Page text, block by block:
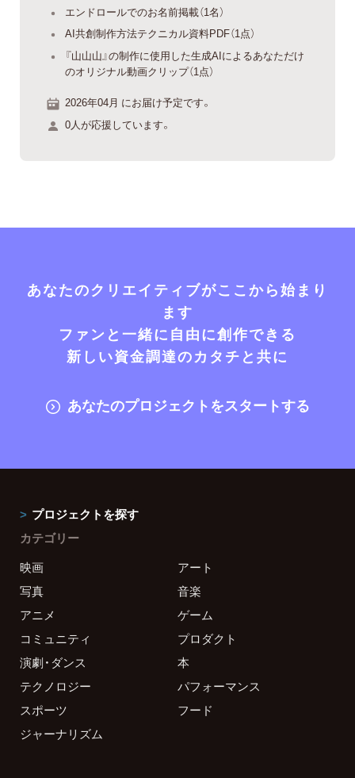
エンドロールでのお名前掲載（1名）
AI共創制作方法テクニカル資料PDF（1点）
『山山山』の制作に使用した生成AIによるあなただけ
のオリジナル動画クリップ（1点）
2026年04月 にお届け予定です。
0人が応援しています。
あなたのクリエイティブがここから始まり
ます
ファンと一緒に自由に創作できる
新しい資金調達のカタチと共に
あなたのプロジェクトをスタートする
プロジェクトを探す
カテゴリー
映画
アート
写真
音楽
アニメ
ゲーム
コミュニティ
プロダクト
演劇・ダンス
本
テクノロジー
パフォーマンス
スポーツ
フード
ジャーナリズム